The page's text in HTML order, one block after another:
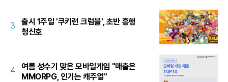
3
출시 1주일 '쿠키런 크럼블', 초반 흥행
청신호
4
여름 성수기 맞은 모바일게임 "매출은
MMORPG, 인기는 캐주얼"